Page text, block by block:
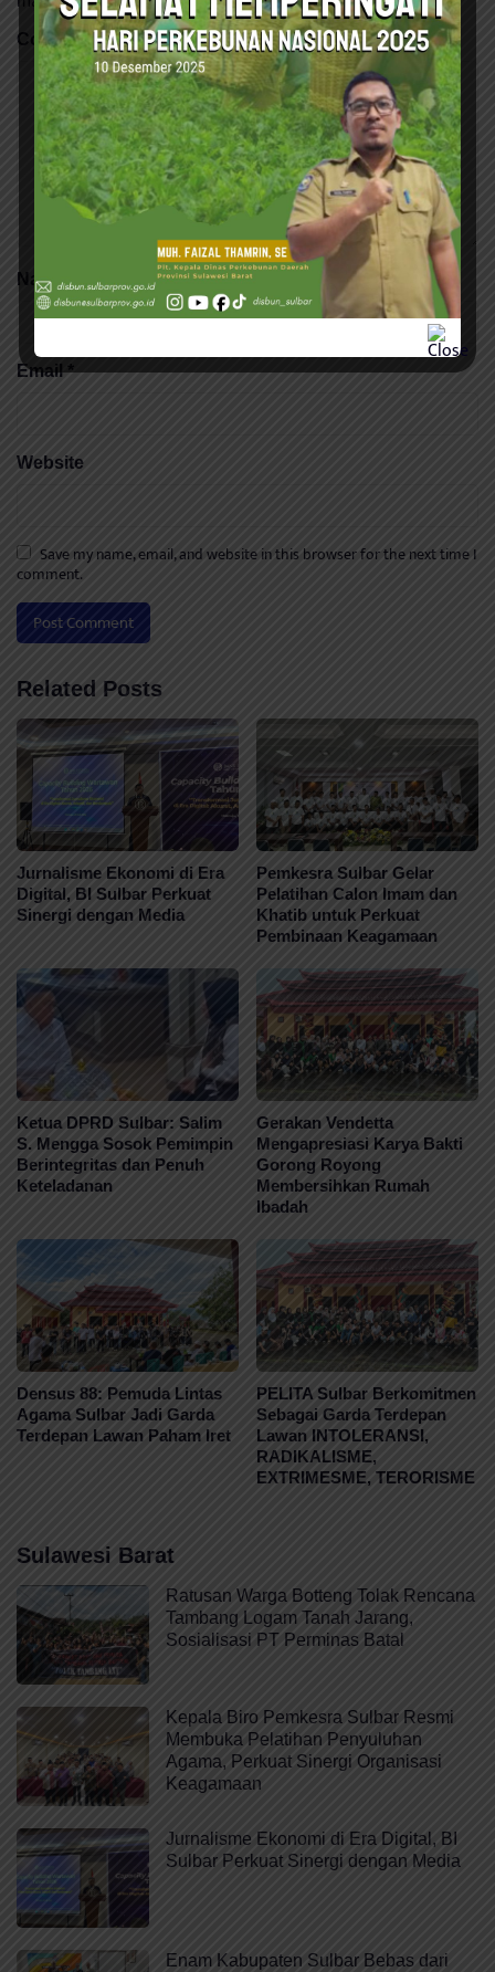
Comment*
Name *
Email*
Website
Save my name, email, and website in this browser for the next time I
comment.
Related Posts
Jurnalisme Ekonomi di Era
Digital, BI Sulbar Perkuat
Sinergi dengan Media
Pemkesra Sulbar Gelar
Pelatihan Calon Imam dan
Khatib untuk Perkuat
Pembinaan Keagamaan
Ketua DPRD Sulbar: Salim
S. Mengga Sosok Pemimpin
Berintegritas dan Penuh
Keteladanan
Gerakan Vendetta
Mengapresiasi Karya Bakti
Gorong Royong
Membersihkan Rumah
Ibadah
Densus 88: Pemuda Lintas
Agama Sulbar Jadi Garda
Terdepan Lawan Paham Iret
PELITA Sulbar Berkomitmen
Sebagai Garda Terdepan
Lawan INTOLERANSI,
RADIKALISME,
EXTRIMESME, TERORISME
Sulawesi Barat
Ratusan Warga Botteng Tolak Rencana
Tambang Logam Tanah Jarang,
Sosialisasi PT Perminas Batal
Kepala Biro Pemkesra Sulbar Resmi
Membuka Pelatihan Penyuluhan
Agama, Perkuat Sinergi Organisasi
Keagamaan
Jurnalisme Ekonomi di Era Digital, BI
Sulbar Perkuat Sinergi dengan Media
Enam Kabupaten Sulbar Bebas dari